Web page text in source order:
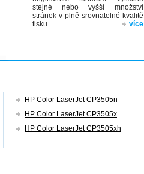
stejné nebo vyšší množství
stránek v plně srovnatelné kvalitě
tisku.
více
HP Color LaserJet CP3505n
HP Color LaserJet CP3505x
HP Color LaserJet CP3505xh